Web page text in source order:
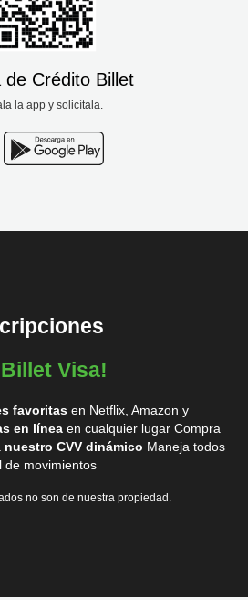
de Crédito Billet
la app y solicítala.
Visa!
favoritas en Netflix, Amazon y
en línea en cualquier lugar Compra
nuestro CVV dinámico Maneja todos
de movimientos
no son de nuestra propiedad.